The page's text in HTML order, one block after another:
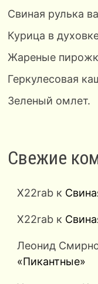
Свиная рулька
Курица в
Жареные
Геркулесовая
Зеленый омлет.
Свежие
X22rabк
X22rabк
Леонид
«Пикантные»